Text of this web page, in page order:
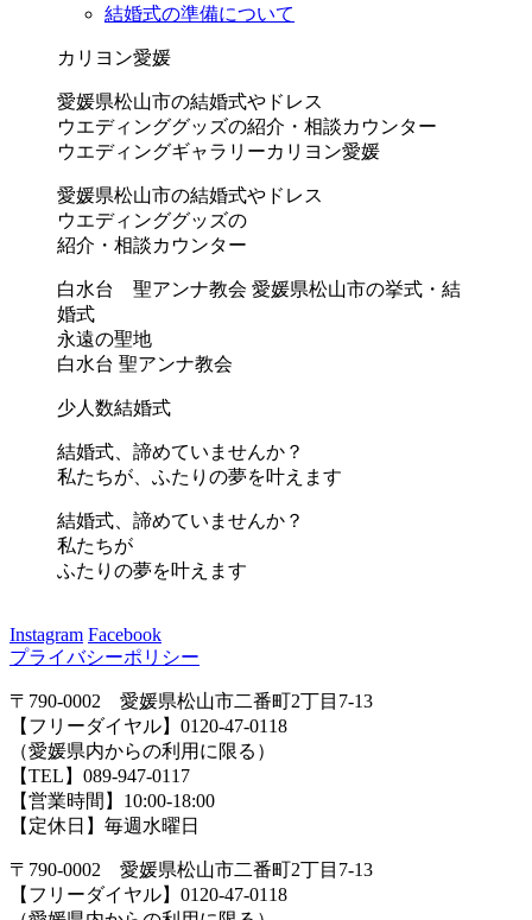
結婚式の準備について
カリヨン愛媛
愛媛県松山市の結婚式やドレス
ウエディンググッズの紹介・相談カウンター
ウエディングギャラリーカリヨン愛媛
愛媛県松山市の結婚式やドレス
ウエディンググッズの
紹介・相談カウンター
白水台 聖アンナ教会 愛媛県松山市の挙式・結
婚式
永遠の聖地
白水台 聖アンナ教会
少人数結婚式
結婚式、諦めていませんか？
私たちが、ふたりの夢を叶えます
結婚式、諦めていませんか？
私たちが
ふたりの夢を叶えます
Instagram Facebook
プライバシーポリシー
〒790-0002 愛媛県松山市二番町2丁目7-13
【フリーダイヤル】0120-47-0118
（愛媛県内からの利用に限る）
【TEL】089-947-0117
【営業時間】10:00-18:00
【定休日】毎週水曜日
〒790-0002 愛媛県松山市二番町2丁目7-13
【フリーダイヤル】0120-47-0118